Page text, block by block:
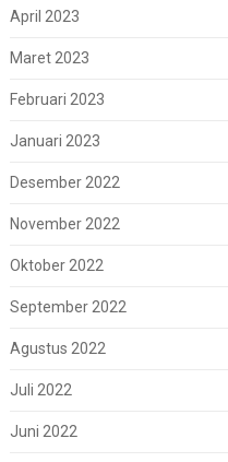
April 2023
Maret 2023
Februari 2023
Januari 2023
Desember 2022
November 2022
Oktober 2022
September 2022
Agustus 2022
Juli 2022
Juni 2022